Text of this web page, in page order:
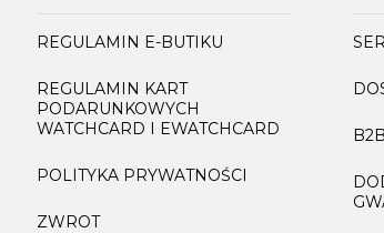
REGULAMIN E-BUTIKU
REGULAMIN KART
PODARUNKOWYCH
WATCHCARD I EWATCHCARD
POLITYKA PRYWATNOŚCI
ZWROT